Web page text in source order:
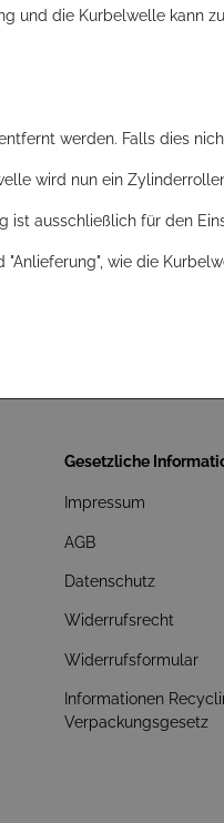
und die Kurbelwelle kann
werden. Falls dies
wird nun ein
ist ausschließlich für den
wie die
Gesetzliche
Impressum
AGB
Datenschutz
Widerrufsrecht
Widerrufsformular
Informationen
Verpackungsgesetz